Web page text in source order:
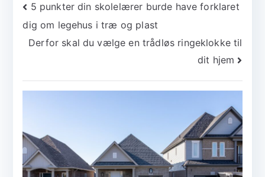
Indlægsnavigation
5 punkter din skolelærer burde have forklaret
dig om legehus i træ og plast
Derfor skal du vælge en trådløs ringeklokke til
dit hjem